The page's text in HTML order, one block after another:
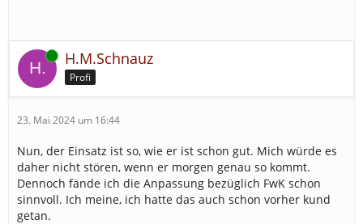
Online H.M.Schnauz
Profi
23. Mai 2024 um 16:44
Nun, der Einsatz ist so, wie er ist schon gut. Mich würde es
daher nicht stören, wenn er morgen genau so kommt.
Dennoch fände ich die Anpassung bezüglich FwK schon
sinnvoll. Ich meine, ich hatte das auch schon vorher kund
getan.